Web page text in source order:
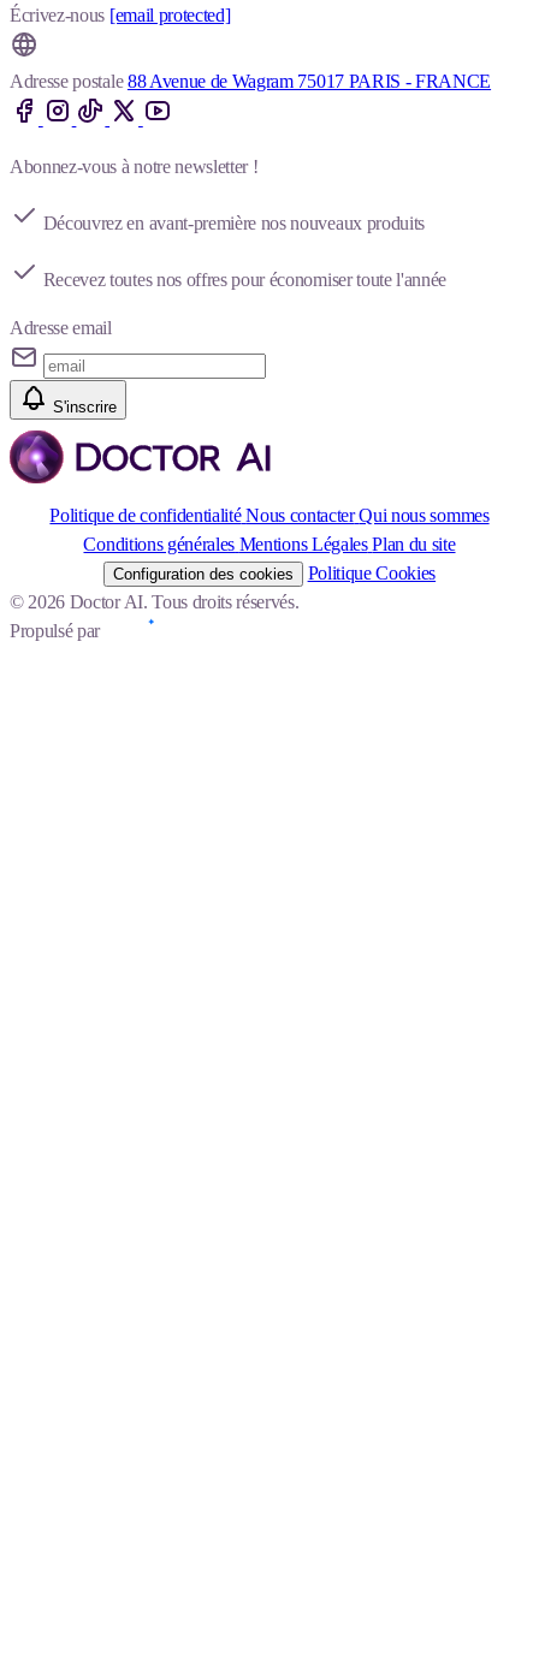
Écrivez-nous [email protected]
Adresse postale 88 Avenue de Wagram 75017 PARIS - FRANCE
Abonnez-vous à notre newsletter !
Découvrez en avant-première nos nouveaux produits
Recevez toutes nos offres pour économiser toute l'année
Adresse email
S'inscrire
Politique de confidentialité Nous contacter Qui nous sommes
Conditions générales Mentions Légales Plan du site
Configuration des cookies
Politique Cookies
© 2026 Doctor AI. Tous droits réservés.
Propulsé par